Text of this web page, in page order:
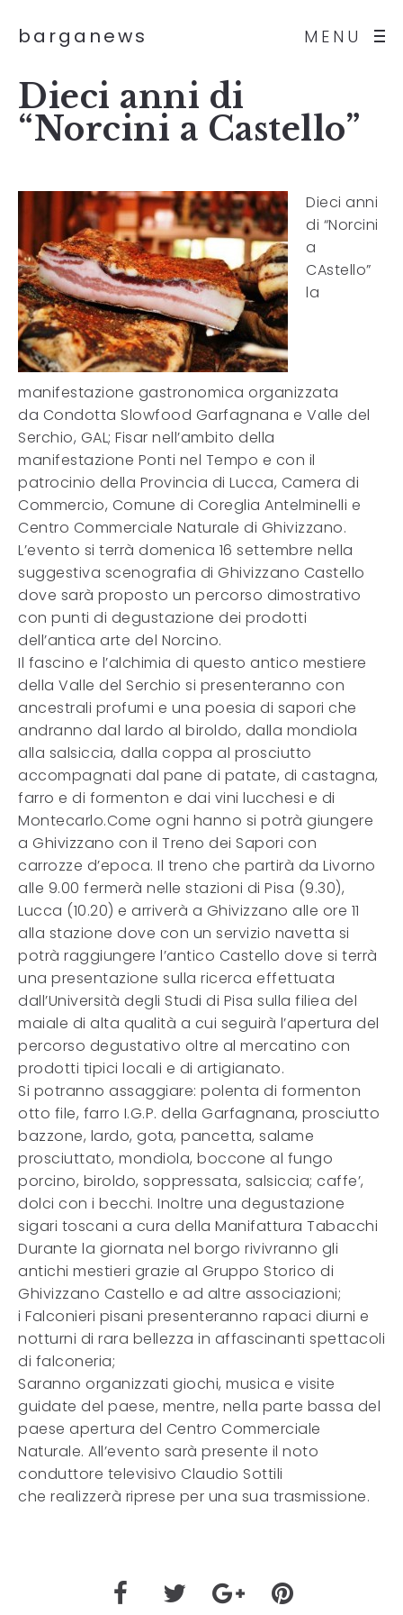
MENU
barganews
Dieci anni di
“Norcini a Castello”
Dieci anni
di “Norcini
a
CAstello”
la
manifestazione gastronomica organizzata
da Condotta Slowfood Garfagnana e Valle del
Serchio, GAL; Fisar nell’ambito della
manifestazione Ponti nel Tempo e con il
patrocinio della Provincia di Lucca, Camera di
Commercio, Comune di Coreglia Antelminelli e
Centro Commerciale Naturale di Ghivizzano.
L’evento si terrà domenica 16 settembre nella
suggestiva scenografia di Ghivizzano Castello
dove sarà proposto un percorso dimostrativo
con punti di degustazione dei prodotti
dell’antica arte del Norcino.
Il fascino e l’alchimia di questo antico mestiere
della Valle del Serchio si presenteranno con
ancestrali profumi e una poesia di sapori che
andranno dal lardo al biroldo, dalla mondiola
alla salsiccia, dalla coppa al prosciutto
accompagnati dal pane di patate, di castagna,
farro e di formenton e dai vini lucchesi e di
Montecarlo.Come ogni hanno si potrà giungere
a Ghivizzano con il Treno dei Sapori con
carrozze d’epoca. Il treno che partirà da Livorno
alle 9.00 fermerà nelle stazioni di Pisa (9.30),
Lucca (10.20) e arriverà a Ghivizzano alle ore 11
alla stazione dove con un servizio navetta si
potrà raggiungere l’antico Castello dove si terrà
una presentazione sulla ricerca effettuata
dall’Università degli Studi di Pisa sulla filiea del
maiale di alta qualità a cui seguirà l’apertura del
percorso degustativo oltre al mercatino con
prodotti tipici locali e di artigianato.
Si potranno assaggiare: polenta di formenton
otto file, farro I.G.P. della Garfagnana, prosciutto
bazzone, lardo, gota, pancetta, salame
prosciuttato, mondiola, boccone al fungo
porcino, biroldo, soppressata, salsiccia; caffe’,
dolci con i becchi. Inoltre una degustazione
sigari toscani a cura della Manifattura Tabacchi
Durante la giornata nel borgo rivivranno gli
antichi mestieri grazie al Gruppo Storico di
Ghivizzano Castello e ad altre associazioni;
i Falconieri pisani presenteranno rapaci diurni e
notturni di rara bellezza in affascinanti spettacoli
di falconeria;
Saranno organizzati giochi, musica e visite
guidate del paese, mentre, nella parte bassa del
paese apertura del Centro Commerciale
Naturale. All’evento sarà presente il noto
conduttore televisivo Claudio Sottili
che realizzerà riprese per una sua trasmissione.